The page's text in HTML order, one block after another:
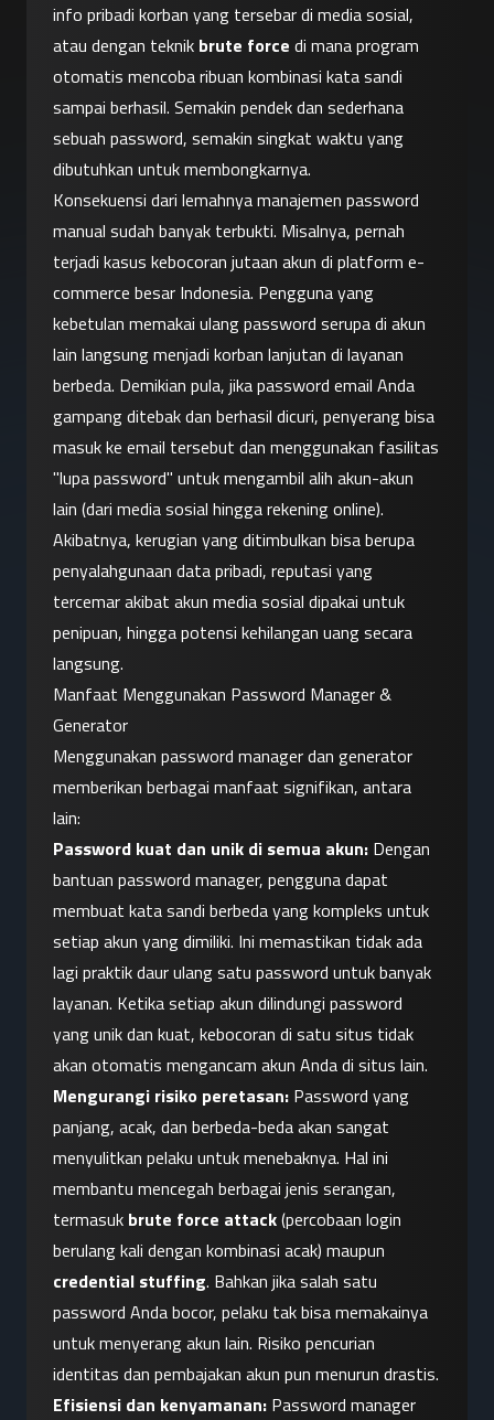
info pribadi korban yang tersebar di media sosial,
atau dengan teknik brute force di mana program
otomatis mencoba ribuan kombinasi kata sandi
sampai berhasil. Semakin pendek dan sederhana
sebuah password, semakin singkat waktu yang
dibutuhkan untuk membongkarnya.
Konsekuensi dari lemahnya manajemen password
manual sudah banyak terbukti. Misalnya, pernah
terjadi kasus kebocoran jutaan akun di platform e-
commerce besar Indonesia. Pengguna yang
kebetulan memakai ulang password serupa di akun
lain langsung menjadi korban lanjutan di layanan
berbeda. Demikian pula, jika password email Anda
gampang ditebak dan berhasil dicuri, penyerang bisa
masuk ke email tersebut dan menggunakan fasilitas
"lupa password" untuk mengambil alih akun-akun
lain (dari media sosial hingga rekening online).
Akibatnya, kerugian yang ditimbulkan bisa berupa
penyalahgunaan data pribadi, reputasi yang
tercemar akibat akun media sosial dipakai untuk
penipuan, hingga potensi kehilangan uang secara
langsung.
Manfaat Menggunakan Password Manager &
Generator
Menggunakan password manager dan generator
memberikan berbagai manfaat signifikan, antara
lain:
Password kuat dan unik di semua akun: Dengan
bantuan password manager, pengguna dapat
membuat kata sandi berbeda yang kompleks untuk
setiap akun yang dimiliki. Ini memastikan tidak ada
lagi praktik daur ulang satu password untuk banyak
layanan. Ketika setiap akun dilindungi password
yang unik dan kuat, kebocoran di satu situs tidak
akan otomatis mengancam akun Anda di situs lain.
Mengurangi risiko peretasan: Password yang
panjang, acak, dan berbeda-beda akan sangat
menyulitkan pelaku untuk menebaknya. Hal ini
membantu mencegah berbagai jenis serangan,
termasuk brute force attack (percobaan login
credential stuffing. Bahkan jika salah satu
password Anda bocor, pelaku tak bisa memakainya
untuk menyerang akun lain. Risiko pencurian
identitas dan pembajakan akun pun menurun drastis.
Efisiensi dan kenyamanan: Password manager